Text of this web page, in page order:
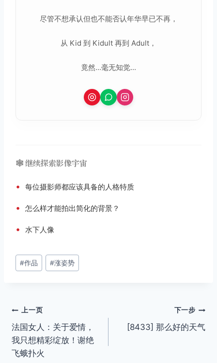
尽管不想承认但也不能否认年华早已不再，
从 Kid 到 Kidult 再到 Adult，
竟然...毫无知觉...
🕸️ 继续探索影像宇宙
• 每位摄影师都应该具备的人格特质
• 怎么样才能拍出简化的背景？
• 水下人像
文
章
#作品 #涨姿势
文
章
导
上一页
法国女人：关于爱情，
我只想精彩绽放！谢绝
飞蛾扑火
下一步
[8433] 那么好的天气